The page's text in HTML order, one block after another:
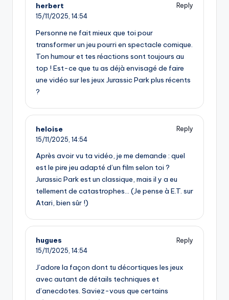
herbert
Reply
15/11/2025, 14:54
Personne ne fait mieux que toi pour
transformer un jeu pourri en spectacle comique.
Ton humour et tes réactions sont toujours au
top ! Est-ce que tu as déjà envisagé de faire
une vidéo sur les jeux Jurassic Park plus récents
?
heloise
Reply
15/11/2025, 14:54
Après avoir vu ta vidéo, je me demande : quel
est le pire jeu adapté d’un film selon toi ?
Jurassic Park est un classique, mais il y a eu
tellement de catastrophes… (Je pense à E.T. sur
Atari, bien sûr !)
hugues
Reply
15/11/2025, 14:54
J’adore la façon dont tu décortiques les jeux
avec autant de détails techniques et
d’anecdotes. Saviez-vous que certains